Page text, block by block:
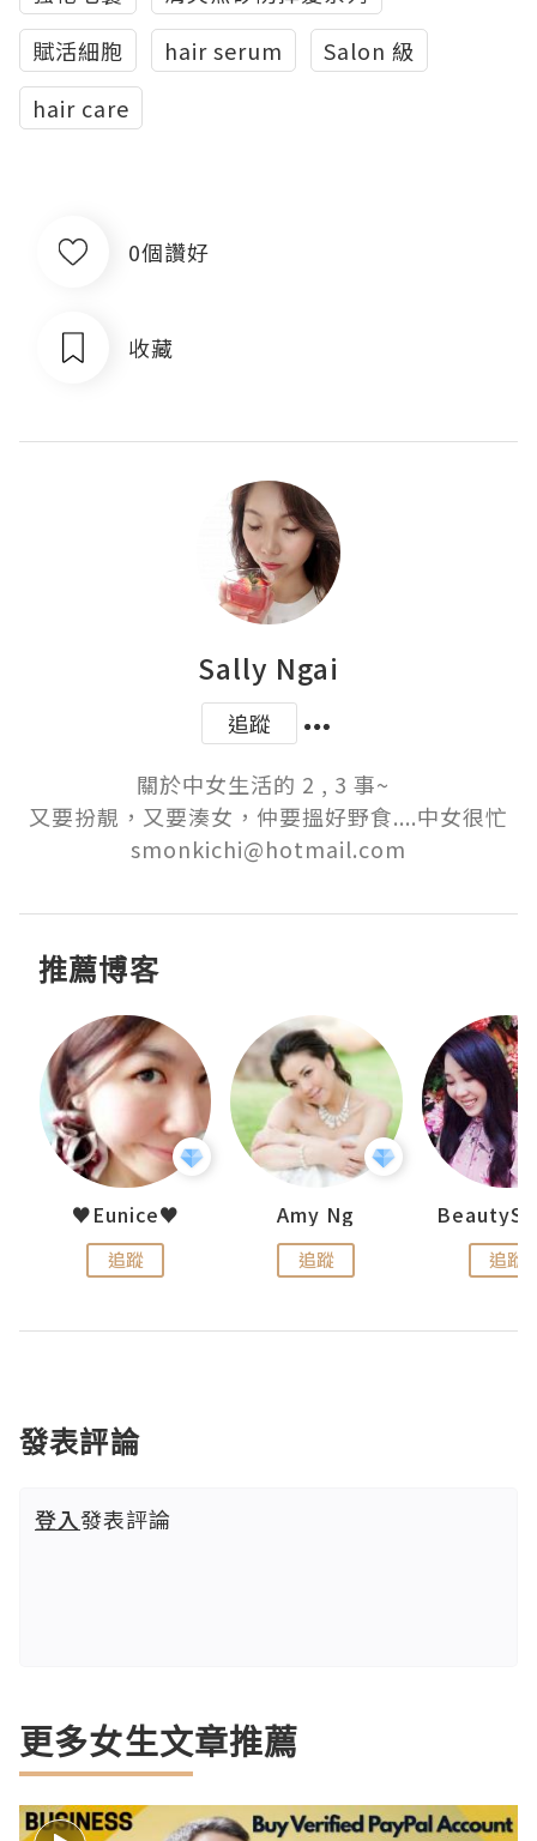
賦活細胞
hair serum
Salon 級
hair care
0個讚好
收藏
Sally Ngai
追蹤
關於中女生活的 2 , 3 事~
又要扮靚，又要湊女，仲要搵好野食....中女很忙
smonkichi@hotmail.com
推薦博客
♥Eunice♥
追蹤
Amy Ng
追蹤 追蹤
發表評論
登入發表評論
更多女生文章推薦